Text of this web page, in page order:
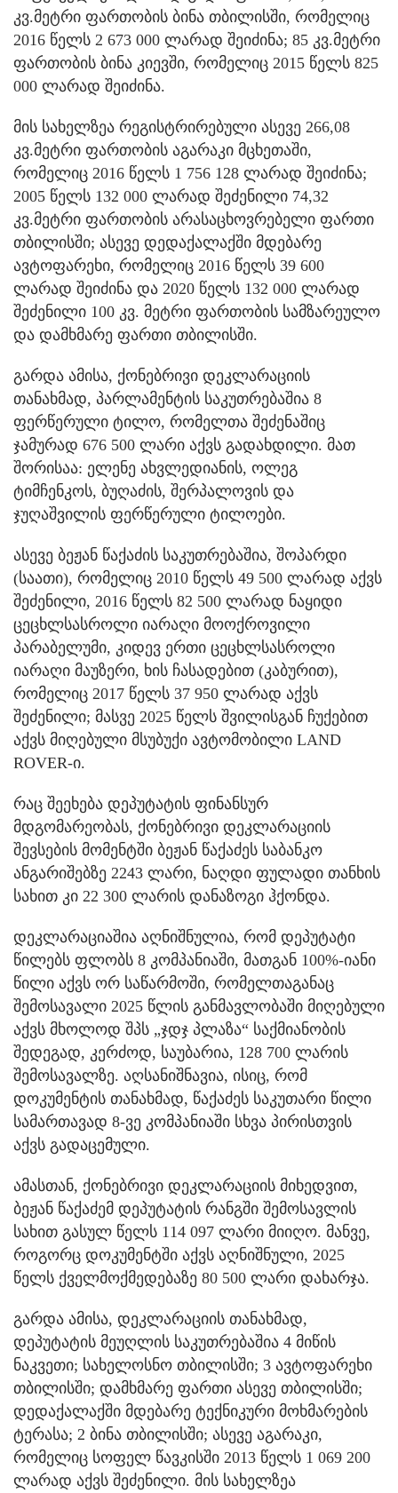
კვ.მეტრი ფართობის ბინა თბილისში, რომელიც
2016 წელს 2 673 000 ლარად შეიძინა; 85 კვ.მეტრი
ფართობის ბინა კიევში, რომელიც 2015 წელს 825
000 ლარად შეიძინა.
მის სახელზეა რეგისტრირებული ასევე 266,08
კვ.მეტრი ფართობის აგარაკი მცხეთაში,
რომელიც 2016 წელს 1 756 128 ლარად შეიძინა;
2005 წელს 132 000 ლარად შეძენილი 74,32
კვ.მეტრი ფართობის არასაცხოვრებელი ფართი
თბილისში; ასევე დედაქალაქში მდებარე
ავტოფარეხი, რომელიც 2016 წელს 39 600
ლარად შეიძინა და 2020 წელს 132 000 ლარად
შეძენილი 100 კვ. მეტრი ფართობის სამზარეულო
და დამხმარე ფართი თბილისში.
გარდა ამისა, ქონებრივი დეკლარაციის
თანახმად, პარლამენტის საკუთრებაშია 8
ფერწერული ტილო, რომელთა შეძენაშიც
ჯამურად 676 500 ლარი აქვს გადახდილი. მათ
შორისაა: ელენე ახვლედიანის, ოლეგ
ტიმჩენკოს, ბუღაძის, შერპალოვის და
ჯუღაშვილის ფერწერული ტილოები.
ასევე ბეჟან წაქაძის საკუთრებაშია, შოპარდი
(საათი), რომელიც 2010 წელს 49 500 ლარად აქვს
შეძენილი, 2016 წელს 82 500 ლარად ნაყიდი
ცეცხლსასროლი იარაღი მოოქროვილი
პარაბელუმი, კიდევ ერთი ცეცხლსასროლი
იარაღი მაუზერი, ხის ჩასადებით (კაბურით),
რომელიც 2017 წელს 37 950 ლარად აქვს
შეძენილი; მასვე 2025 წელს შვილისგან ჩუქებით
აქვს მიღებული მსუბუქი ავტომობილი LAND
ROVER-ი.
რაც შეეხება დეპუტატის ფინანსურ
მდგომარეობას, ქონებრივი დეკლარაციის
შევსების მომენტში ბეჟან წაქაძეს საბანკო
ანგარიშებზე 2243 ლარი, ნაღდი ფულადი თანხის
სახით კი 22 300 ლარის დანაზოგი ჰქონდა.
დეკლარაციაშია აღნიშნულია, რომ დეპუტატი
წილებს ფლობს 8 კომპანიაში, მათგან 100%-იანი
წილი აქვს ორ საწარმოში, რომელთაგანაც
შემოსავალი 2025 წლის განმავლობაში მიღებული
აქვს მხოლოდ შპს „ჯდჯ პლაზა“ საქმიანობის
შედეგად, კერძოდ, საუბარია, 128 700 ლარის
შემოსავალზე. აღსანიშნავია, ისიც, რომ
დოკუმენტის თანახმად, წაქაძეს საკუთარი წილი
სამართავად 8-ვე კომპანიაში სხვა პირისთვის
აქვს გადაცემული.
ამასთან, ქონებრივი დეკლარაციის მიხედვით,
ბეჟან წაქაძემ დეპუტატის რანგში შემოსავლის
სახით გასულ წელს 114 097 ლარი მიიღო. მანვე,
როგორც დოკუმენტში აქვს აღნიშნული, 2025
წელს ქველმოქმედებაზე 80 500 ლარი დახარჯა.
გარდა ამისა, დეკლარაციის თანახმად,
დეპუტატის მეუღლის საკუთრებაშია 4 მიწის
ნაკვეთი; სახელოსნო თბილისში; 3 ავტოფარეხი
თბილისში; დამხმარე ფართი ასევე თბილისში;
დედაქალაქში მდებარე ტექნიკური მოხმარების
ტერასა; 2 ბინა თბილისში; ასევე აგარაკი,
რომელიც სოფელ წავკისში 2013 წელს 1 069 200
ლარად აქვს შეძენილი. მის სახელზეა